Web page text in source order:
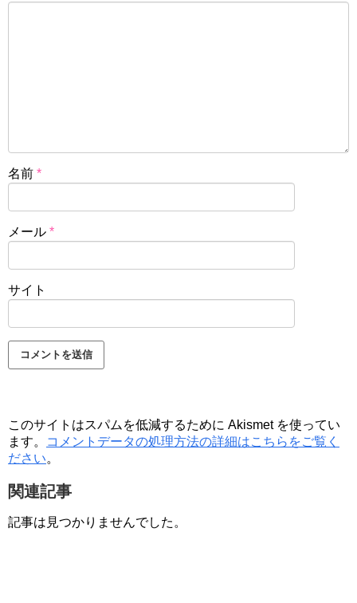
名前 *
メール *
サイト
このサイトはスパムを低減するために Akismet を使ってい
ます。
コメントデータの処理方法の詳細はこちらをご覧く
ださい。
関連記事
記事は見つかりませんでした。